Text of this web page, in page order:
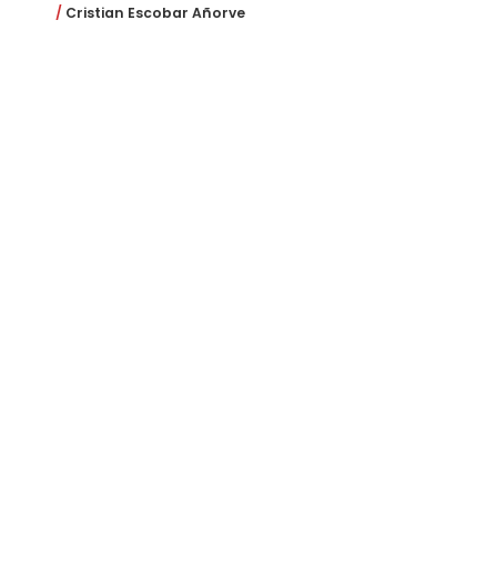
Cristian Escobar Añorve